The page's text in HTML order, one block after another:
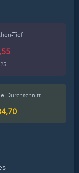
Tief
Durchschnitt